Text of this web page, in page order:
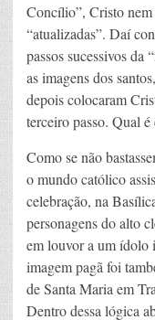
Concílio”, Cristo nem
“atualizadas”. Daí
passos sucessivos da
as imagens dos
depois colocaram
terceiro passo. Qual é
Como se não
o mundo católico
celebração, na
personagens do alto
em louvor a um ídolo
imagem pagã foi
de Santa Maria em
Dentro dessa lógica